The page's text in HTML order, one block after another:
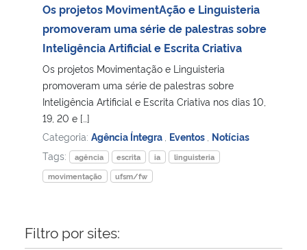
Ministério da Saúde
Ministério de Minas e Energia
Ministério da Ciência, Tecnologia, Inovações e Comunicações
Ministério do Turismo
Controladoria-Geral da União
Os projetos MovimentAção e Linguisteria
promoveram uma série de palestras sobre
Inteligência Artificial e Escrita Criativa
Os projetos Movimentação e Linguisteria
promoveram uma série de palestras sobre
Inteligência Artificial e Escrita Criativa nos dias 10,
19, 20 e […]
Categoria: Agência Íntegra Eventos Notícias
Tags:
agência escrita ia
linguisteria
movimentação
ufsm/fw
Filtro por sites: